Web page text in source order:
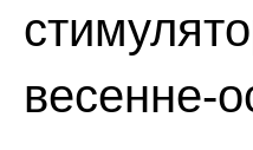
весенне-